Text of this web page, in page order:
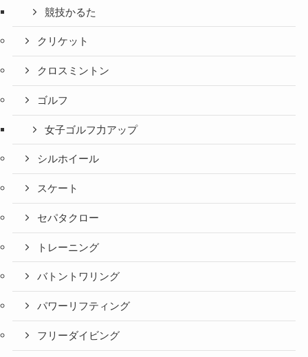
競技かるた
クリケット
クロスミントン
ゴルフ
女子ゴルフ力アップ
シルホイール
スケート
セパタクロー
トレーニング
バトントワリング
パワーリフティング
フリーダイビング